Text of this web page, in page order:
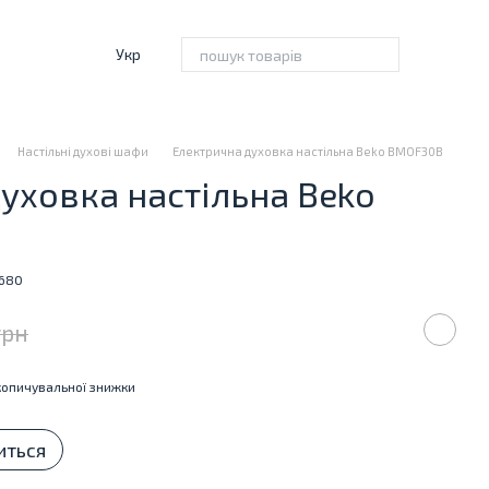
Укр
Настільні духові шафи Електрична духовка настільна Beko BMOF30B
настільна Beko
знижки